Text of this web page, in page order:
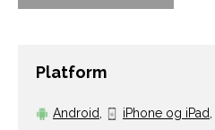
Platform
Android iPhone og iPad